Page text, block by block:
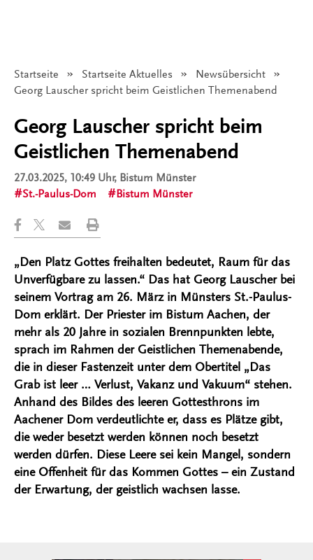
Startseite Startseite Aktuelles
Newsübersicht
Angezeigt:
Georg Lauscher spricht beim Geistlichen Themenabend
Georg Lauscher spricht beim
Geistlichen Themenabend
27.03.2025, 10:49 Uhr, Bistum Münster
St.-Paulus-Dom
Bistum Münster
„Den Platz Gottes freihalten bedeutet, Raum für das
Unverfügbare zu lassen.“ Das hat Georg Lauscher bei
seinem Vortrag am 26. März in Münsters St.-Paulus-
Dom erklärt. Der Priester im Bistum Aachen, der
mehr als 20 Jahre in sozialen Brennpunkten lebte,
sprach im Rahmen der Geistlichen Themenabende,
die in dieser Fastenzeit unter dem Obertitel „Das
Grab ist leer … Verlust, Vakanz und Vakuum“ stehen.
Anhand des Bildes des leeren Gottesthrons im
Aachener Dom verdeutlichte er, dass es Plätze gibt,
die weder besetzt werden können noch besetzt
werden dürfen. Diese Leere sei kein Mangel, sondern
eine Offenheit für das Kommen Gottes – ein Zustand
der Erwartung, der geistlich wachsen lasse.